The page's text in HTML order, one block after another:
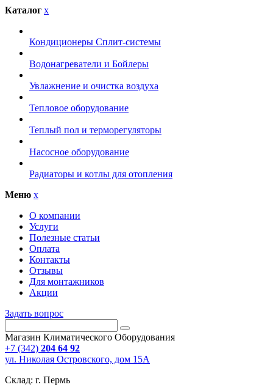
Каталог x
Кондиционеры Сплит-системы
Водонагреватели и Бойлеры
Увлажнение и очистка воздуха
Тепловое оборудование
Теплый пол и терморегуляторы
Насосное оборудование
Радиаторы и котлы для отопления
Меню x
О компании
Услуги
Полезные статьи
Оплата
Контакты
Отзывы
Для монтажников
Акции
Задать вопрос
Магазин Климатического Оборудования
+7 (342) 204 64 92
ул. Николая Островского, дом 15А
Склад: г. Пермь